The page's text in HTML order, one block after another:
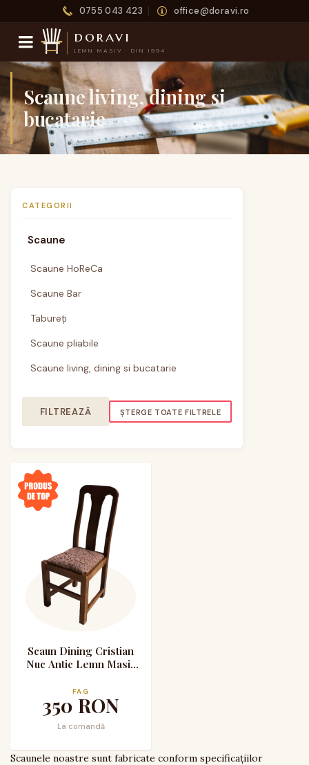
0755 043 423 office@doravi.ro
doravi
LEMN MASIV · DIN 1994
Scaune living, dining si
bucatarie
CATEGORII
Scaune
Scaune HoReCa
Scaune Bar
Tabureți
Scaune pliabile
Scaune living, dining si bucatarie
FILTREAZĂ ȘTERGE TOATE FILTRELE
Scaunele noastre sunt fabricate conform specificațiilor
Scaun Dining Cristian
Nuc Antic Lemn Masiv
FAG
350 RON
La comandă